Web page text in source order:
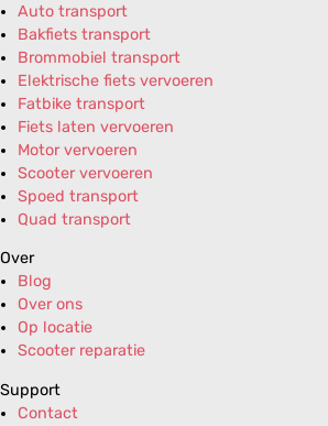
Auto transport
Bakfiets transport
Brommobiel transport
Elektrische fiets vervoeren
Fatbike transport
Fiets laten vervoeren
Motor vervoeren
Scooter vervoeren
Spoed transport
Quad transport
Over
Blog
Over ons
Op locatie
Scooter reparatie
Support
Contact